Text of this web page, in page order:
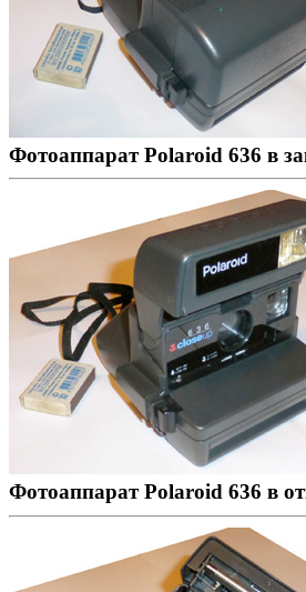
Фотоаппарат Polaroid 636 в
Фотоаппарат Polaroid 636 в